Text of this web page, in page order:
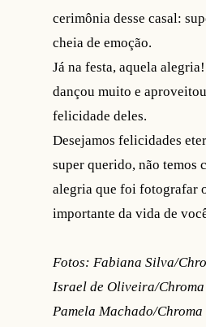
cerimônia desse casal:
cheia de emoção.
Já na festa, aquela
dançou muito e
felicidade deles.
Desejamos felicidades
super querido, não temos
alegria que foi fotografar
importante da vida de
Fotos: Fabiana Silva/
Israel de Oliveira/
Pamela Machado/